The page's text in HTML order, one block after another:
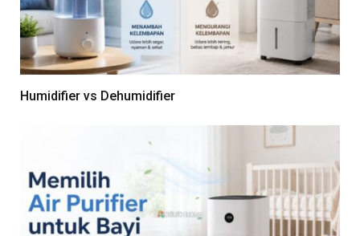
Humidifier vs Dehumidifier